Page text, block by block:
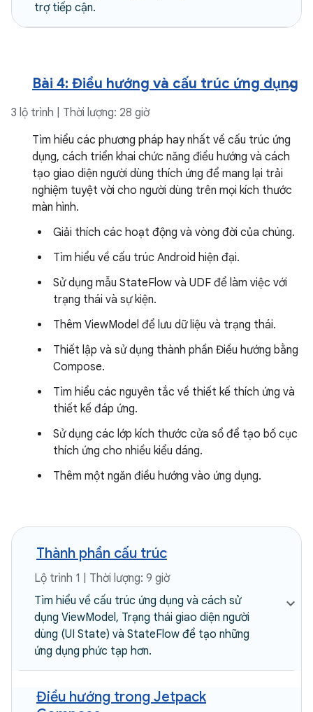
trợ tiếp cận.
Bài 4: Điều hướng và cấu trúc ứng dụng
3 lộ trình | Thời lượng: 28 giờ
Tìm hiểu các phương pháp hay nhất về cấu trúc ứng
dụng, cách triển khai chức năng điều hướng và cách
tạo giao diện người dùng thích ứng để mang lại trải
nghiệm tuyệt vời cho người dùng trên mọi kích thước
màn hình.
Giải thích các hoạt động và vòng đời của chúng.
Tìm hiểu về cấu trúc Android hiện đại.
Sử dụng mẫu StateFlow và UDF để làm việc với
trạng thái và sự kiện.
Thêm ViewModel để lưu dữ liệu và trạng thái.
Thiết lập và sử dụng thành phần Điều hướng bằng
Compose.
Tìm hiểu các nguyên tắc về thiết kế thích ứng và
thiết kế đáp ứng.
Sử dụng các lớp kích thước cửa sổ để tạo bố cục
thích ứng cho nhiều kiểu dáng.
Thêm một ngăn điều hướng vào ứng dụng.
Thành phần cấu trúc
Lộ trình 1 | Thời lượng: 9 giờ
Tìm hiểu về cấu trúc ứng dụng và cách sử
dụng ViewModel, Trạng thái giao diện người
dùng (UI State) và StateFlow để tạo những
ứng dụng phức tạp hơn.
Điều hướng trong Jetpack